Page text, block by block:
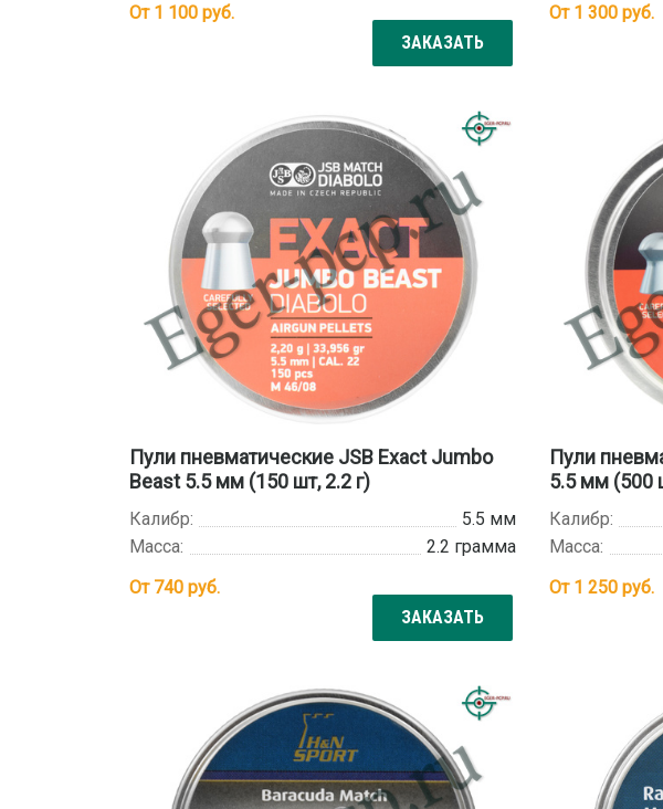
От 1 100 руб.
ЗАКАЗАТЬ
От 1 300руб.
Пули пневматические JSB Exact Jumbo
Beast 5.5 мм (150 шт, 2.2 г)
Калибр:
5.5 мм
Масса:
2.2 грамма
От 740 руб.
ЗАКАЗАТЬ
Пули
5.5 мм (500
Калибр:
Масса:
От 1 250руб.